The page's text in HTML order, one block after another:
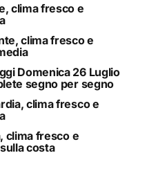
clima fresco e
clima fresco e
Domenica 26 Luglio
segno per segno
clima fresco e
clima fresco e
costa